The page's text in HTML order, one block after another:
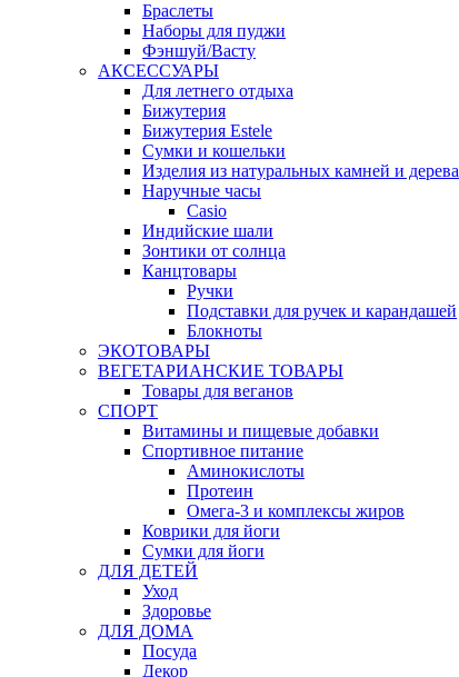
Браслеты
Наборы для пуджи
Фэншуй/Васту
АКСЕССУАРЫ
Для летнего отдыха
Бижутерия
Бижутерия Estele
Сумки и кошельки
Изделия из натуральных камней и дерева
Наручные часы
Casio
Индийские шали
Зонтики от солнца
Канцтовары
Ручки
Подставки для ручек и карандашей
Блокноты
ЭКОТОВАРЫ
ВЕГЕТАРИАНСКИЕ ТОВАРЫ
Товары для веганов
СПОРТ
Витамины и пищевые добавки
Спортивное питание
Аминокислоты
Протеин
Омега-3 и комплексы жиров
Коврики для йоги
Сумки для йоги
ДЛЯ ДЕТЕЙ
Уход
Здоровье
ДЛЯ ДОМА
Посуда
Декор